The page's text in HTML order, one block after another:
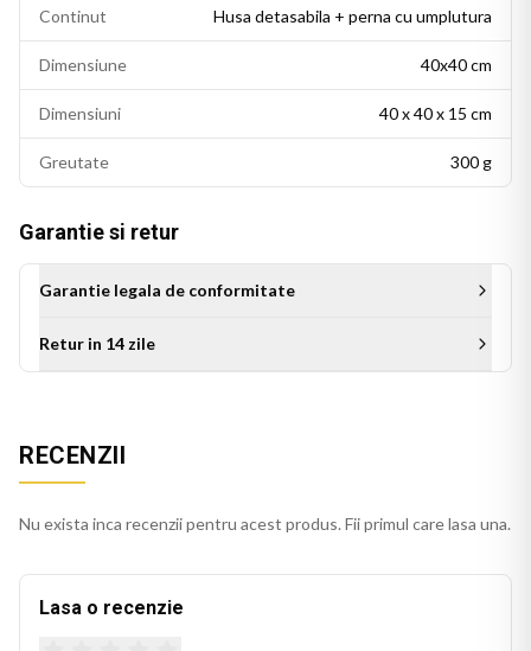
K-pop, potrivit pe pat, canapea sau fotoliu.
canapea, pat sau fotoliu. Culorile imprimate isi mentin
Husa detasabila se poate spala la 30 de grade Celsius, cu
Continut Husa detasabila + perna cu umplutura
Dimensiune 40x40 cm
Dimensiuni 40 x 40 x 15 cm
Greutate 300 g
Garantie si retur
Garantie legala de conformitate
Retur in 14 zile
RECENZII
Nu exista inca recenzii pentru acest produs. Fii primul care lasa una.
Lasa o recenzie